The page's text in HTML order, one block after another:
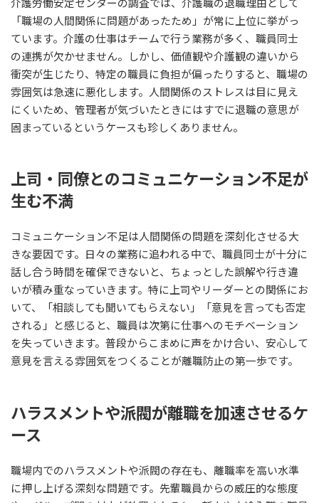
「職場の人間関係に問題があったため」が常に上位に挙がっ
ています。介護の仕事はチームで行う業務が多く、職員同士
の連携が欠かせません。しかし、価値観や介護観の違いから
衝突が生じたり、特定の職員に負担が偏ったりすると、職場の
雰囲気は急速に悪化します。人間関係のストレスは目に見え
にくいため、管理者が気づいたときにはすでに退職の意思が
固まっているというケースも珍しくありません。
上司・同僚とのコミュニケーション不足が
生む不満
コミュニケーション不足は人間関係の問題を深刻化させる大
きな要因です。日々の業務に追われる中で、職員同士が十分に
話し合う時間を確保できないと、ちょっとした誤解や行き違
いが積み重なっていきます。特に上司やリーダーとの関係にお
いて、「相談しても聞いてもらえない」「意見を言っても否定
される」と感じると、職員は次第に仕事へのモチベーション
を失っていきます。普段からこまめに声をかけ合い、安心して
意見を言える雰囲気をつくることが離職防止の第一歩です。
ハラスメントや派閥が離職を加速させるケ
ース
職場内でのハラスメントや派閥の存在も、離職率を高い水準
に押し上げる深刻な問題です。先輩職員からの威圧的な態度